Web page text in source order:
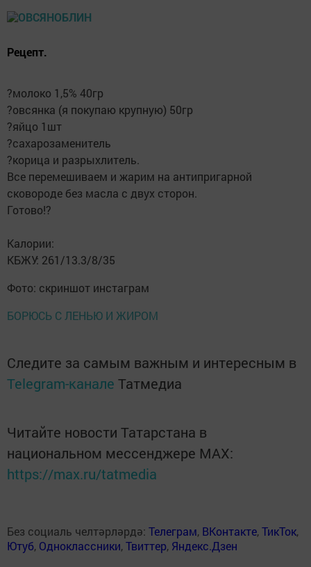
Рецепт.
?молоко 1,5% 40гр
?овсянка (я покупаю крупную) 50гр
?яйцо 1шт
?сахарозаменитель
?корица и разрыхлитель.
Все перемешиваем и жарим на антипригарной
сковороде без масла с двух сторон.
Готово!?
Калории:
КБЖУ: 261/13.3/8/35
Фото: скриншот инстаграм
БОРЮСЬ С ЛЕНЬЮ И ЖИРОМ
Следите за самым важным и интересным в
Telegram-канале Татмедиа
Читайте новости Татарстана в
национальном мессенджере MАХ:
https://max.ru/tatmedia
Без социаль челтәрләрдә: Телеграм, ВКонтакте,ТикТок,
Ютуб, Одноклассники,Твиттер, Яндекс.Дзен